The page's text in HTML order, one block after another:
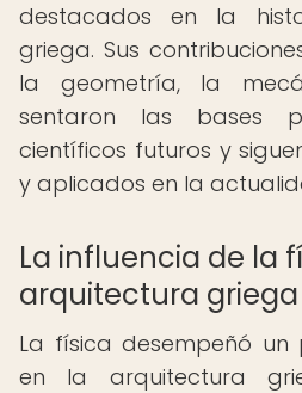
destacados en la
griega. Sus
la geometría, la
sentaron las bases
científicos futuros y
y aplicados en la
La influencia de la
arquitectura griega
La física desempeñó
en la arquitectura